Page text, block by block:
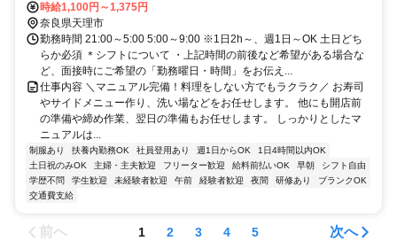
時給1,100円～1,375円
奈良県天理市
勤務時間 21:00～5:00 5:00～9:00 ※1日2h～、週1日～OK 土日どち
らか必須 ＊シフトについて ・上記時間の前後など希望がある場合な
ど、面接時にご希望の「勤務曜日・時間」をお伝え...
仕事内容 ＼マニュアル完備！料理をしない方でもラクラク／ お寿司
やサイドメニュー作り、洗い場などをお任せします。 他にも開店前
の準備や締め作業、翌日の準備もお任せします。 しっかりとしたマ
ニュアルは...
制服あり 扶養内勤務OK 社員登用あり 週1日からOK
1日4時間以内OK
土日祝のみOK
主婦・主夫歓迎 フリーター歓迎 給料前払いOK 早朝
シフト自由
学歴不問
学生歓迎 未経験者歓迎 午前 経験者歓迎 夜間 研修あり
ブランクOK
交通費支給
前へ 1 2 3 4 5 次へ